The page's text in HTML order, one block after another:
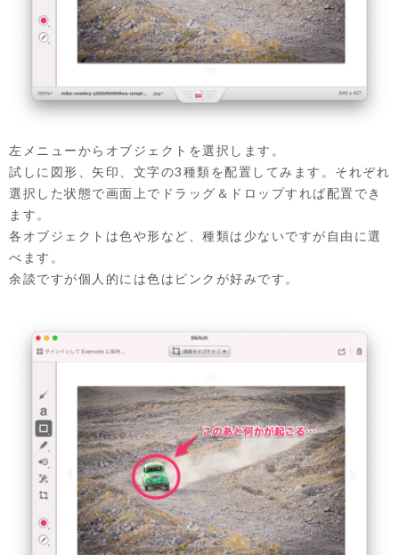
左メニューからオブジェクトを選択します。
試しに図形、矢印、文字の3種類を配置してみます。それぞれ
選択した状態で画面上でドラッグ＆ドロップすれば配置でき
ます。
各オブジェクトは色や形など、種類は少ないですが自由に選
べます。
余談ですが個人的には色はピンクが好みです。